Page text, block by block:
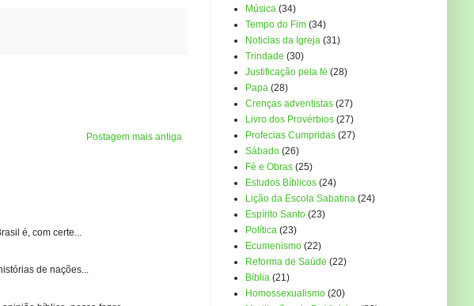
Postagem mais antiga
é, com certe...
de nações...
Música (34)
Tempo do Fim (34)
Noticias da Igreja (31)
Trindade (30)
Justificação pela fé (28)
Papa (28)
Crenças adventistas (27)
Livro dos Provérbios (27)
Profecias Cumpridas (27)
Sábado (26)
Fé e Obras (25)
Estudos Bíblicos (24)
Lição da Escola Sabatina (24)
Espírito Santo (23)
Política (23)
Ecumenismo (22)
Reforma de Saúde (22)
Bíblia (21)
Homossexualismo (20)